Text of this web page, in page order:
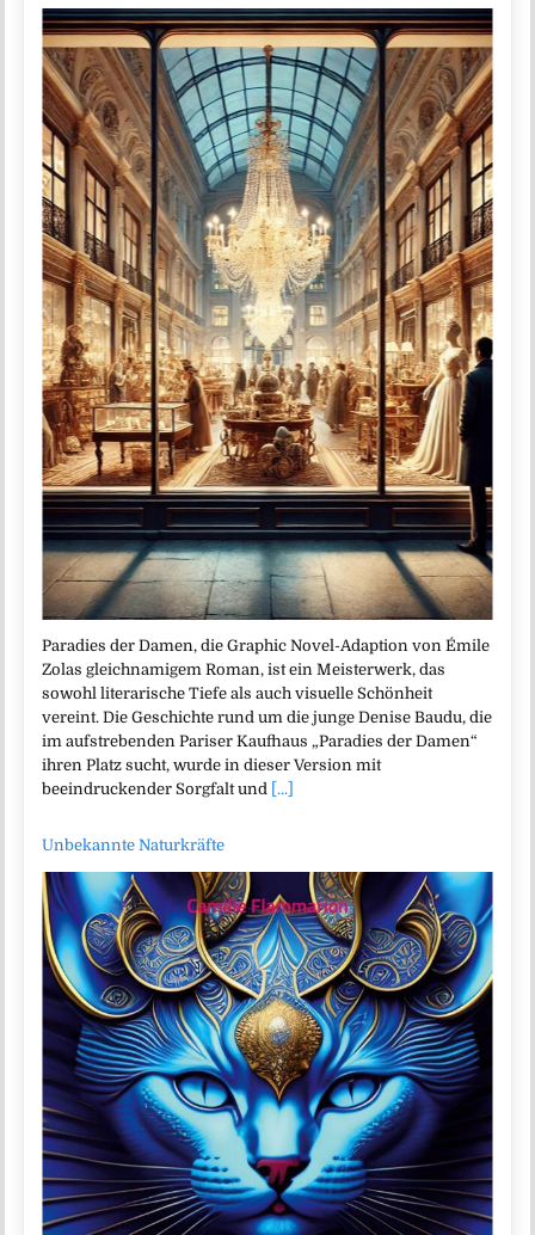
Paradies der Damen, die Graphic Novel-Adaption von Émile
Zolas gleichnamigem Roman, ist ein Meisterwerk, das
sowohl literarische Tiefe als auch visuelle Schönheit
vereint. Die Geschichte rund um die junge Denise Baudu, die
im aufstrebenden Pariser Kaufhaus „Paradies der Damen“
ihren Platz sucht, wurde in dieser Version mit
beeindruckender Sorgfalt und [...]
Unbekannte Naturkräfte